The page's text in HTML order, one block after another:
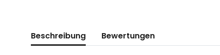
Beschreibung Bewertungen